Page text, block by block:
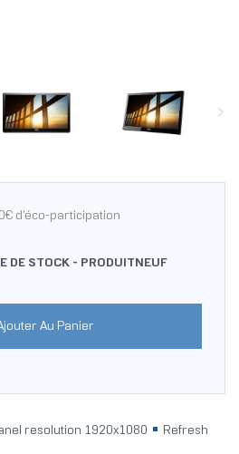
d'éco-participation
DE STOCK - PRODUITNEUF
Au Panier
resolution 1920x1080
Refresh